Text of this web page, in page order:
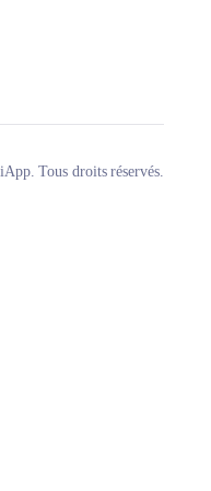
Tous droits réservés.